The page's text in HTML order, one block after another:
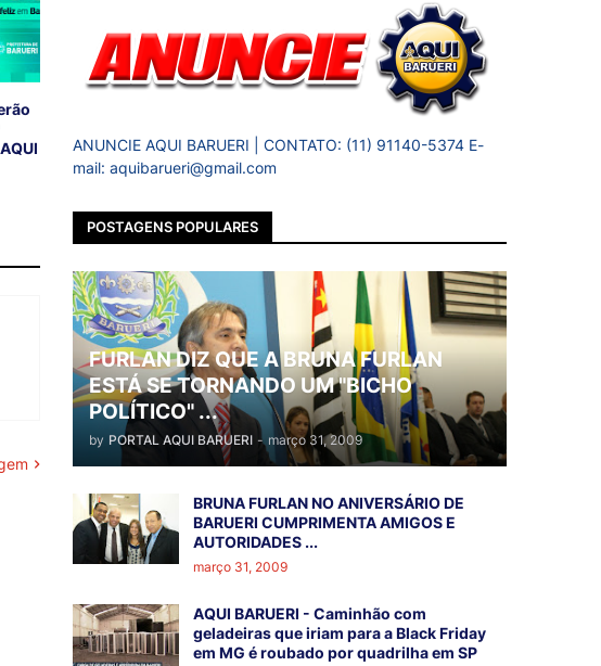
ANUNCIE AQUI BARUERI | CONTATO: (11) 91140-5374 E-
mail: aquibarueri@gmail.com
POSTAGENS POPULARES
FURLAN DIZ QUE A BRUNA FURLAN
ESTÁ SE TORNANDO UM "BICHO
POLÍTICO" ...
by PORTAL AQUI BARUERI - março 31, 2009
BRUNA FURLAN NO ANIVERSÁRIO DE
BARUERI CUMPRIMENTA AMIGOS E
AUTORIDADES ...
março 31, 2009
AQUI BARUERI - Caminhão com
geladeiras que iriam para a Black Friday
em MG é roubado por quadrilha em SP